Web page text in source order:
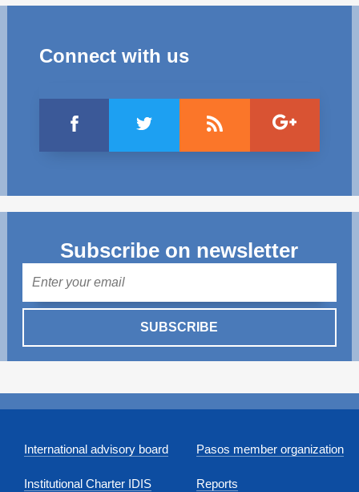
Connect with us
Subscribe on newsletter
SUBSCRIBE
International advisory board
Institutional Charter IDIS
Pasos member organization
Reports